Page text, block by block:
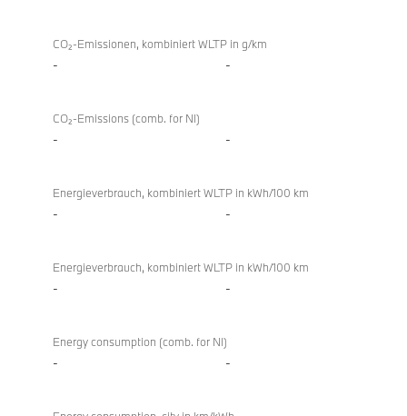
CO₂-Emissionen, kombiniert WLTP in g/km
- -
CO₂-Emissions (comb. for NI)
- -
Energieverbrauch, kombiniert WLTP in kWh/100 km
- -
Energieverbrauch, kombiniert WLTP in kWh/100 km
- -
Energy consumption (comb. for NI)
- -